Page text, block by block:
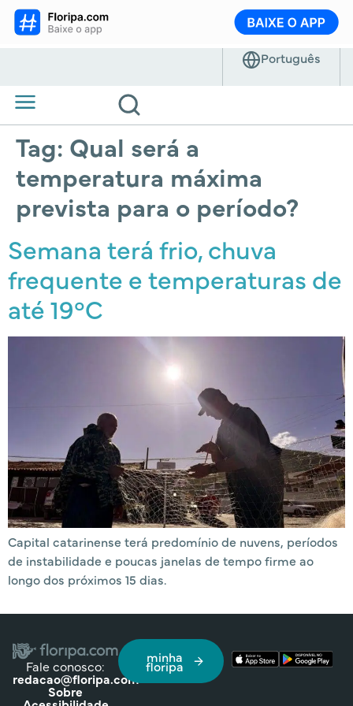
Tag: Qual será a
temperatura máxima
prevista para o período?
Semana terá frio, chuva
frequente e temperaturas de
até 19°C
Capital catarinense terá predomínio de nuvens, períodos
de instabilidade e poucas janelas de tempo firme ao
longo dos próximos 15 dias.
Fale conosco:
redacao@floripa.com
Sobre
minha
floripa